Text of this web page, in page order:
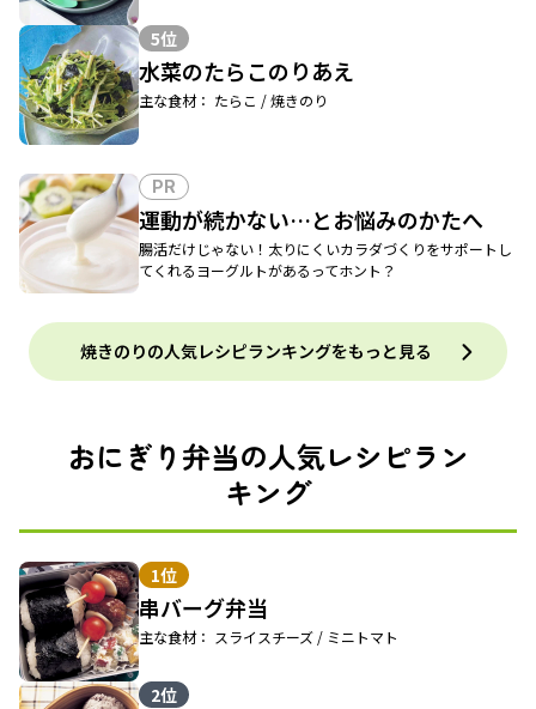
5位
水菜のたらこのりあえ
主な食材： たらこ / 焼きのり
PR
運動が続かない…とお悩みのかたへ
腸活だけじゃない！太りにくいカラダづくりをサポートし
てくれるヨーグルトがあるってホント？
焼きのりの人気レシピランキングをもっと見る
おにぎり弁当の人気レシピラン
キング
1位
串バーグ弁当
主な食材： スライスチーズ / ミニトマト
2位